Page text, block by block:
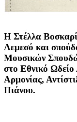
Η Στέλλα
Λεμεσό και
Μουσικών
στο Εθνικό
Αρμονίας,
Πιάνου.